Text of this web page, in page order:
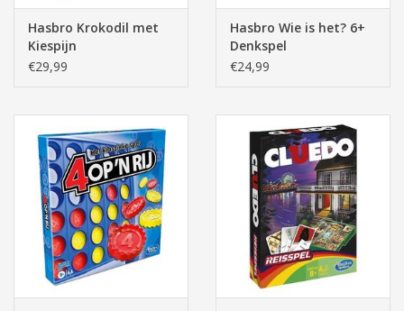
Hasbro Krokodil met
Kiespijn
€29,99
Hasbro Wie is het? 6+
Denkspel
€24,99